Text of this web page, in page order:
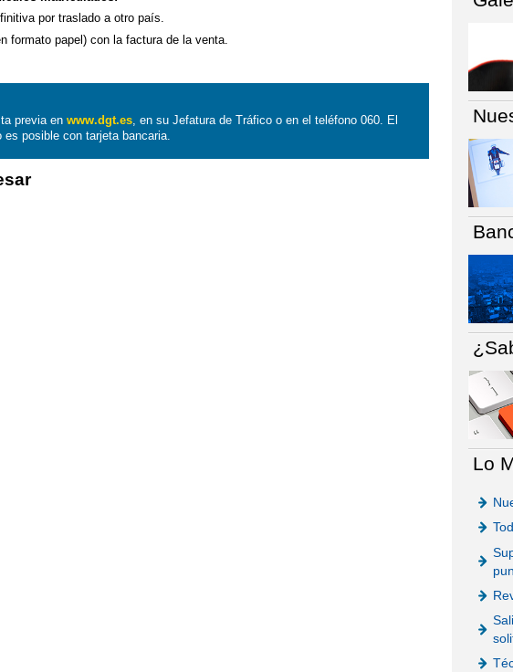
por traslado a otro país.
formato papel) con la factura de la venta.
previa enwww.dgt.es, en su Jefatura de Tráfico o en el teléfono 060. El
posible con tarjeta bancaria.
Lo